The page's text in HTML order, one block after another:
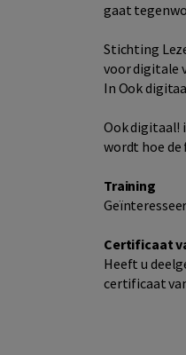
gaat
Stichting
voor digitale
In Ook
Ook digitaal!
wordt hoe
Training
Certificaat
Heeft u
certificaat